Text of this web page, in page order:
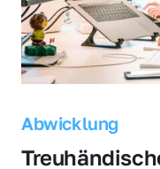
Abwicklung